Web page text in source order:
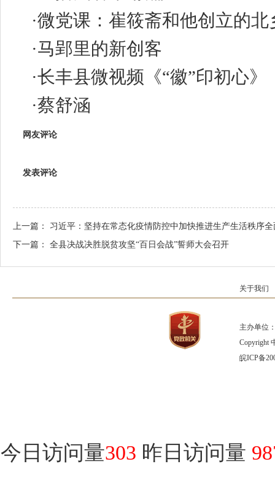
·微党课：崔筱斋和他创立的北
·马郢里的新创客
·长丰县微视频《“徽”印初心》
·蔡舒涵
网友评论
发表评论
上一篇： 习近平：坚持在常态化疫情防控中加快推进生产生活秩序
下一篇： 全县决战决胜脱贫攻坚“百日会战”誓师大会召开
关于我们
主办单位
Copyright
皖ICP备
今日访问量303 昨日访问量